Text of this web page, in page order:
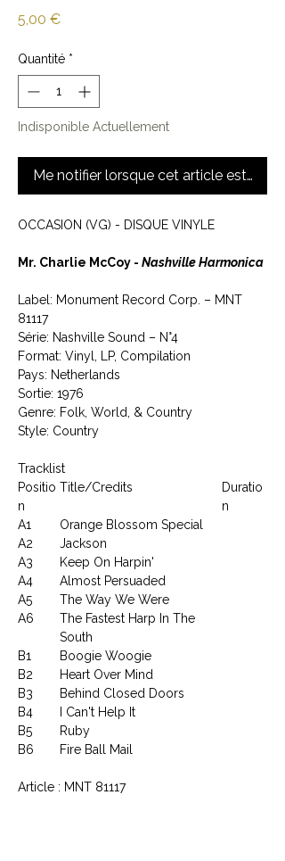
5,00 €Prix
Quantité *
Indisponible Actuellement
Me notifier lorsque cet article est
OCCASION (VG) - DISQUE VINYLE
Mr. Charlie McCoy - Nashville Harmonica
Label: Monument Record Corp. ‎– MNT
81117
Série: Nashville Sound – N°4
Format: Vinyl, LP, Compilation
Pays: Netherlands
Sortie: 1976
Genre: Folk, World, & Country
Style: Country
Tracklist
Positio
n
Title/Credits
Duratio
n
A1
Orange Blossom Special
A2
Jackson
A3
Keep On Harpin'
A4
Almost Persuaded
A5
The Way We Were
A6
The Fastest Harp In The
South
B1
Boogie Woogie
B2
Heart Over Mind
B3
Behind Closed Doors
B4
I Can't Help It
B5
Ruby
B6
Fire Ball Mail
Article : MNT 81117